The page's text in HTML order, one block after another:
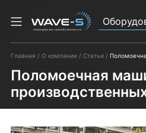
Главная О компании Статьи
Поломоечная